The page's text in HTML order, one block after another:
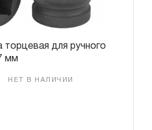
торцевая для ручного
мм
НЕТ В НАЛИЧИИ